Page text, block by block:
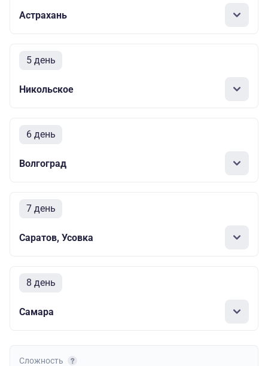
Астрахань
5 день
Никольское
6 день
Волгоград
7 день
Саратов, Усовка
8 день
Самара
Сложность